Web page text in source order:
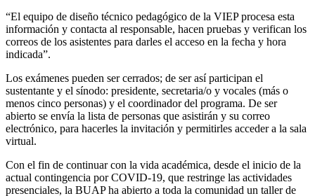
“El equipo de diseño técnico pedagógico de la VIEP procesa esta
información y contacta al responsable, hacen pruebas y verifican los
correos de los asistentes para darles el acceso en la fecha y hora
indicada”.
Los exámenes pueden ser cerrados; de ser así participan el
sustentante y el sínodo: presidente, secretaria/o y vocales (más o
menos cinco personas) y el coordinador del programa. De ser
abierto se envía la lista de personas que asistirán y su correo
electrónico, para hacerles la invitación y permitirles acceder a la sala
virtual.
Con el fin de continuar con la vida académica, desde el inicio de la
actual contingencia por COVID-19, que restringe las actividades
presenciales, la BUAP ha abierto a toda la comunidad un taller de